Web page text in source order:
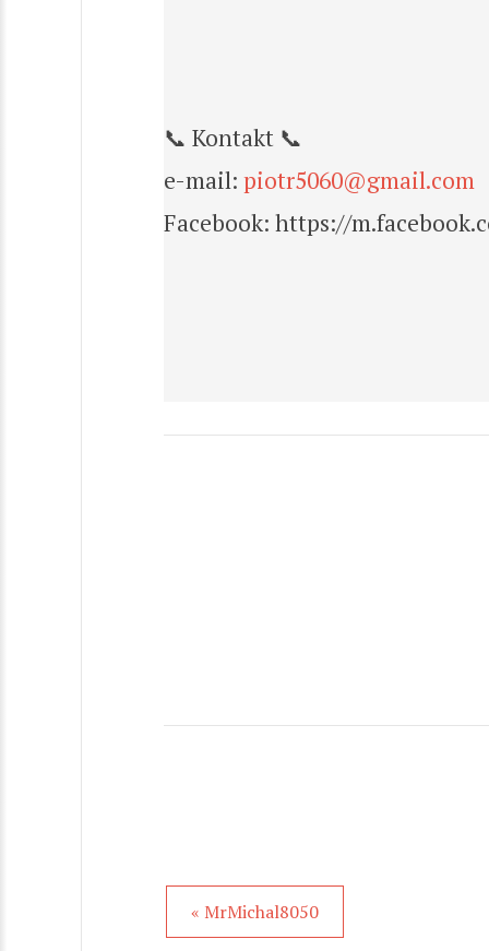
📞 Kontakt 📞
e-mail: piotr5060@gmail.com
Facebook: https://
« MrMichal8050